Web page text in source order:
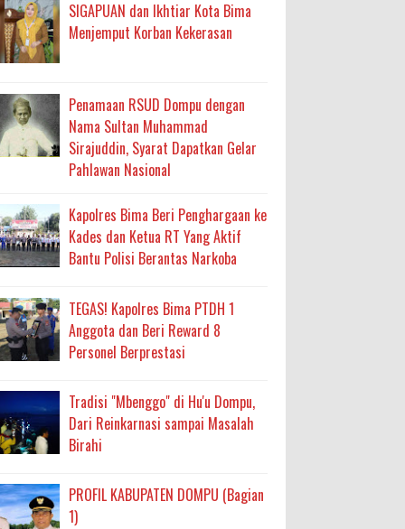
Layanan Berjalan Bertahap
Bantuan BSPS
2027 ke BPJN NTB
Pelaksanaan APBD Kota Bima
Kepercayaan Rakyat Landasan Utama
Air Bersih
Siap Edar
SIGAPUAN dan Ikhtiar Kota Bima
Menjemput Korban Kekerasan
Penamaan RSUD Dompu dengan
Nama Sultan Muhammad
Sirajuddin, Syarat Dapatkan Gelar
Pahlawan Nasional
Kapolres Bima Beri Penghargaan ke
Kades dan Ketua RT Yang Aktif
Bantu Polisi Berantas Narkoba
TEGAS! Kapolres Bima PTDH 1
Anggota dan Beri Reward 8
Personel Berprestasi
Tradisi "Mbenggo" di Hu'u Dompu,
Dari Reinkarnasi sampai Masalah
Birahi
PROFIL KABUPATEN DOMPU (Bagian
1)